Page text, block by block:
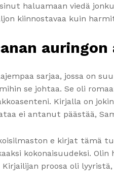
haluamaan viedä
kiinnostavaa kuin
auringon
sarjaa, jossa on
se johtaa. Se oli
Kirjalla on
ei antanut päästää,
e kirjat​ tämä
kokonaisuudeksi.
proosa oli